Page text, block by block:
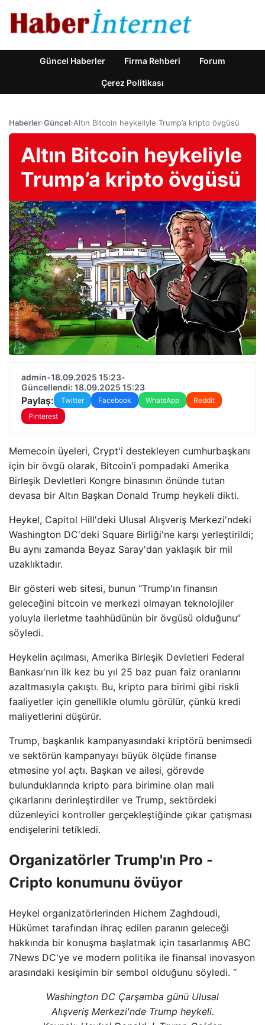
Güncel Haberler Firma Rehberi Forum
Çerez Politikası
Haberler›Güncel›Altın Bitcoin heykeliyle Trump’a kripto övgüsü
Altın Bitcoin heykeliyle
Trump’a kripto övgüsü
admin•18.09.2025 15:23•
Güncellendi: 18.09.2025 15:23
Paylaş: Twitter Facebook WhatsApp
Reddit
Pinterest
Memecoin üyeleri, Crypt'i destekleyen cumhurbaşkanı
için bir övgü olarak, Bitcoin'i pompadaki Amerika
Birleşik Devletleri Kongre binasının önünde tutan
devasa bir Altın Başkan Donald Trump heykeli dikti.
Heykel, Capitol Hill'deki Ulusal Alışveriş Merkezi'ndeki
Washington DC'deki Square Birliği'ne karşı yerleştirildi;
Bu aynı zamanda Beyaz Saray'dan yaklaşık bir mil
uzaklıktadır.
Bir gösteri web sitesi, bunun “Trump'ın finansın
geleceğini bitcoin ve merkezi olmayan teknolojiler
yoluyla ilerletme taahhüdünün bir övgüsü olduğunu”
söyledi.
Heykelin açılması, Amerika Birleşik Devletleri Federal
Bankası'nın ilk kez bu yıl 25 baz puan faiz oranlarını
azaltmasıyla çakıştı. Bu, kripto para birimi gibi riskli
faaliyetler için genellikle olumlu görülür, çünkü kredi
maliyetlerini düşürür.
Trump, başkanlık kampanyasındaki kriptörü benimsedi
ve sektörün kampanyayı büyük ölçüde finanse
etmesine yol açtı. Başkan ve ailesi, görevde
bulunduklarında kripto para birimine olan mali
çıkarlarını derinleştirdiler ve Trump, sektördeki
düzenleyici kontroller gerçekleştiğinde çıkar çatışması
endişelerini tetikledi.
Organizatörler Trump'ın Pro -
Cripto konumunu övüyor
Heykel organizatörlerinden Hichem Zaghdoudi,
Hükümet tarafından ihraç edilen paranın geleceği
hakkında bir konuşma başlatmak için tasarlanmış ABC
7News DC'ye ve modern politika ile finansal inovasyon
arasındaki kesişimin bir sembol olduğunu söyledi. “
Washington DC Çarşamba günü Ulusal
Alışveriş Merkezi'nde Trump heykeli.